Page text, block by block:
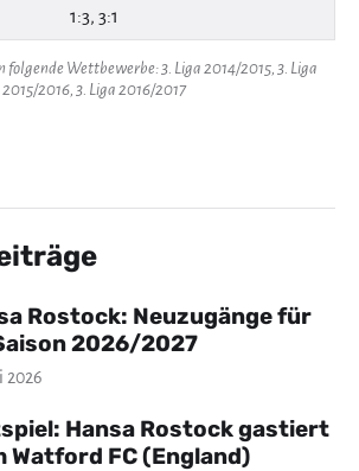
1:3, 3:1
Wettbewerbe: 3. Liga 2014/2015, 3. Liga
2015/2016, 3. Liga 2016/2017
Rostock: Neuzugänge für
2026/2027
2026
Hansa Rostock gastiert
Watford FC (England)